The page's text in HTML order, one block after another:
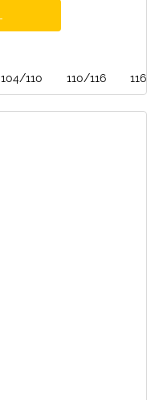
104/110 110/116 116/